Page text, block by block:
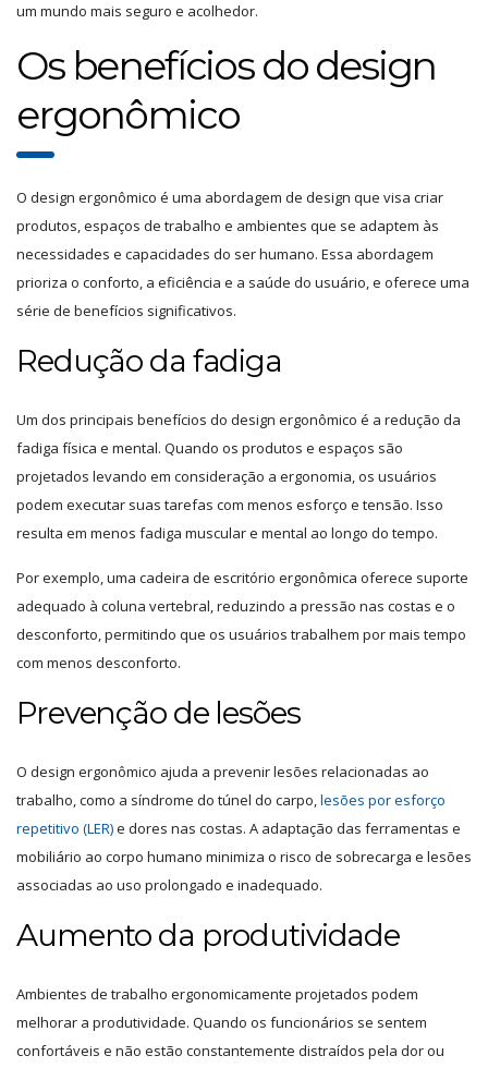
um mundo mais seguro e acolhedor.
Os benefícios do design
ergonômico
O design ergonômico é uma abordagem de design que visa criar
produtos, espaços de trabalho e ambientes que se adaptem às
necessidades e capacidades do ser humano. Essa abordagem
prioriza o conforto, a eficiência e a saúde do usuário, e oferece uma
série de benefícios significativos.
Redução da fadiga
Um dos principais benefícios do design ergonômico é a redução da
fadiga física e mental. Quando os produtos e espaços são
projetados levando em consideração a ergonomia, os usuários
podem executar suas tarefas com menos esforço e tensão. Isso
resulta em menos fadiga muscular e mental ao longo do tempo.
Por exemplo, uma cadeira de escritório ergonômica oferece suporte
adequado à coluna vertebral, reduzindo a pressão nas costas e o
desconforto, permitindo que os usuários trabalhem por mais tempo
com menos desconforto.
Prevenção de lesões
O design ergonômico ajuda a prevenir lesões relacionadas ao
trabalho, como a síndrome do túnel do carpo,lesões por esforço
repetitivo (LER)e dores nas costas. A adaptação das ferramentas e
mobiliário ao corpo humano minimiza o risco de sobrecarga e lesões
associadas ao uso prolongado e inadequado.
Aumento da produtividade
Ambientes de trabalho ergonomicamente projetados podem
melhorar a produtividade. Quando os funcionários se sentem
confortáveis e não estão constantemente distraídos pela dor ou